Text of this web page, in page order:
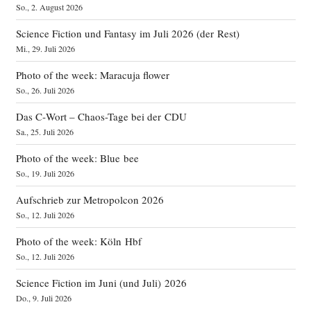
So., 2. August 2026
Science Fiction und Fantasy im Juli 2026 (der Rest)
Mi., 29. Juli 2026
Photo of the week: Maracuja flower
So., 26. Juli 2026
Das C‑Wort – Chaos-Tage bei der CDU
Sa., 25. Juli 2026
Photo of the week: Blue bee
So., 19. Juli 2026
Aufschrieb zur Metropolcon 2026
So., 12. Juli 2026
Photo of the week: Köln Hbf
So., 12. Juli 2026
Science Fiction im Juni (und Juli) 2026
Do., 9. Juli 2026